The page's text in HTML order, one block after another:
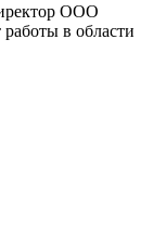
ООО
в области